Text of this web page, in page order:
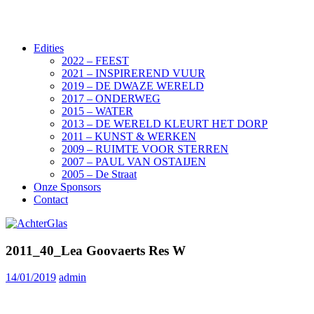
Edities
2022 – FEEST
2021 – INSPIREREND VUUR
2019 – DE DWAZE WERELD
2017 – ONDERWEG
2015 – WATER
2013 – DE WERELD KLEURT HET DORP
2011 – KUNST & WERKEN
2009 – RUIMTE VOOR STERREN
2007 – PAUL VAN OSTAIJEN
2005 – De Straat
Onze Sponsors
Contact
2011_40_Lea Goovaerts Res W
14/01/2019 admin